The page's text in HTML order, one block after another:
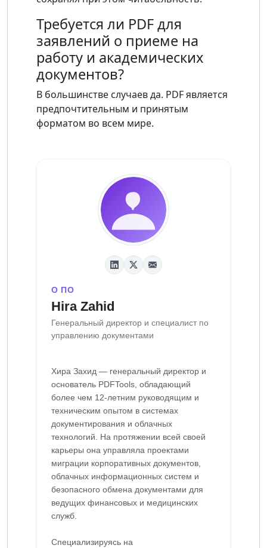
Требуется ли PDF для
заявлений о приеме на
работу и академических
документов?
В большинстве случаев да. PDF является
предпочтительным и принятым
форматом во всем мире.
О ПО
Hira Zahid
Генеральный директор и специалист по
управлению документами
Хира Захид — генеральный директор и
основатель PDFTools, обладающий
более чем 12-летним руководящим и
техническим опытом в системах
документирования и облачных
технологий. На протяжении всей своей
карьеры она управляла проектами
миграции корпоративных документов,
облачных информационных систем и
безопасного обмена документами для
ведущих финансовых и медицинских
служб.
Специализируясь на